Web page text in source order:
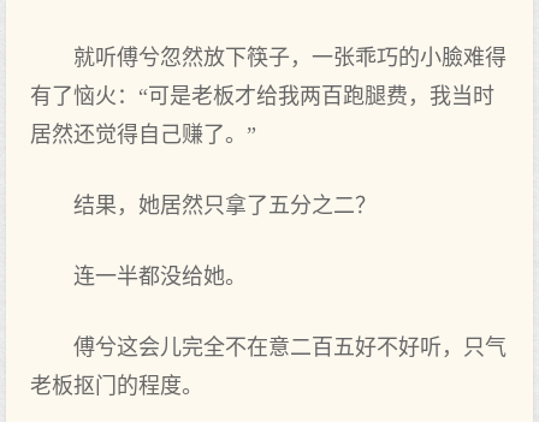
就听傅兮忽然放下筷子，一张乖巧的小臉难得
有了恼火：“可是老板才给我两百跑腿费，我当时
居然还觉得自己赚了。”
结果，她居然只拿了五分之二？
连一半都没给她。
傅兮这会儿完全不在意二百五好不好听，只气
老板抠门的程度。